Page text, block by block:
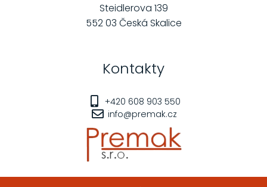
Steidlerova 139
552 03 Česká Skalice
Kontakty
+420 608 903 550
info@premak.cz